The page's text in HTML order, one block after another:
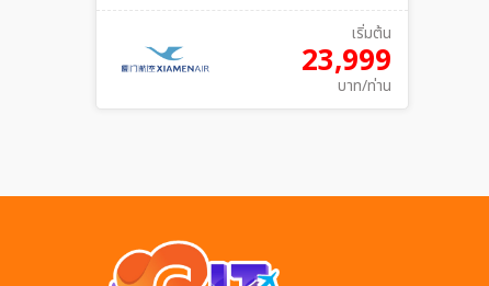
เริ่มต้น
23,999
บาท/ท่าน